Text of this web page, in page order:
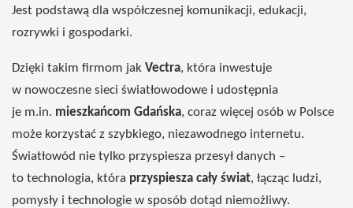
Jest podstawą dla współczesnej komunikacji, edukacji,
rozrywki i gospodarki.
Dzięki takim firmom jak Vectra, która inwestuje
w nowoczesne sieci światłowodowe i udostępnia
je m.in. mieszkańcom Gdańska, coraz więcej osób w Polsce
może korzystać z szybkiego, niezawodnego internetu.
Światłowód nie tylko przyspiesza przesył danych –
to technologia, która przyspiesza cały świat, łącząc ludzi,
pomysły i technologie w sposób dotąd niemożliwy.